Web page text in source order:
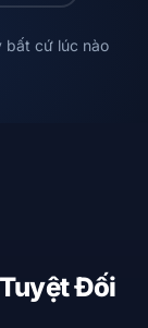
bất cứ lúc nào
Đối